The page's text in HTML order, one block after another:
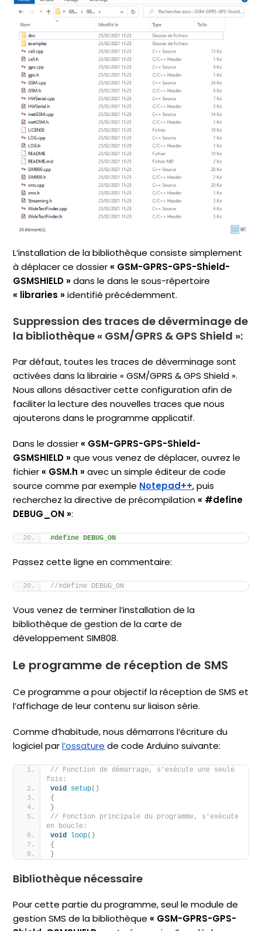
L’installation de la bibliothèque consiste simplement
à déplacer ce dossier« GSM-GPRS-GPS-Shield-
GSMSHIELD » dans le dans le sous-répertoire
« libraries » identifié précédemment.
Suppression des traces de déverminage de
la bibliothèque « GSM/GPRS & GPS Shield »:
Par défaut, toutes les traces de déverminage sont
activées dans la librairie « GSM/GPRS & GPS Shield ».
Nous allons désactiver cette configuration afin de
faciliter la lecture des nouvelles traces que nous
ajouterons dans le programme applicatif.
Dans le dossier« GSM-GPRS-GPS-Shield-
GSMSHIELD » que vous venez de déplacer, ouvrez le
fichier« GSM.h » avec un simple éditeur de code
source comme par exemple Notepad++, puis
recherchez la directive de précompilation« #define
DEBUG_ON »:
#define DEBUG_ON
Passez cette ligne en commentaire:
//#define DEBUG_ON
Vous venez de terminer l’installation de la
bibliothèque de gestion de la carte de
développement SIM808.
Le programme de réception de SMS
Ce programme a pour objectif la réception de SMS et
l’affichage de leur contenu sur liaison série.
Comme d’habitude, nous démarrons l’écriture du
logiciel parl’ossature de code Arduino suivante:
// Fonction de démarrage, s'exécute une seule
fois:
void setup()
{
}
// Fonction principale du programme, s'exécute
en boucle:
void
loop()
{
}
Bibliothèque nécessaire
Pour cette partie du programme, seul le module de
gestion SMS de la bibliothèque« GSM-GPRS-GPS-